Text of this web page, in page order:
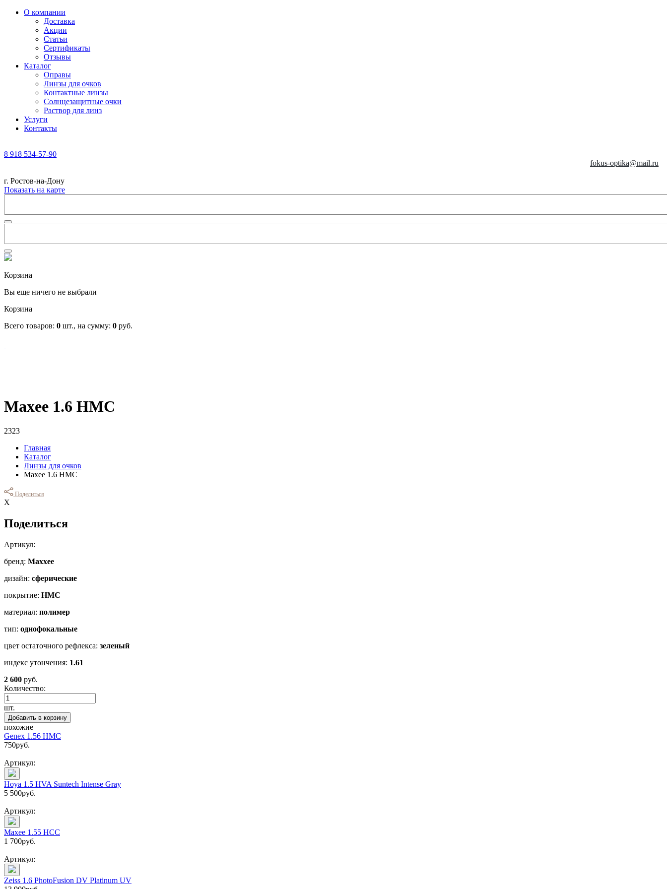
О компании
Доставка
Акции
Статьи
Сертификаты
Отзывы
Каталог
Оправы
Линзы для очков
Контактные линзы
Солнцезащитные очки
Раствор для линз
Услуги
Контакты
8 918 534-57-90
fokus-optika@mail.ru
г. Ростов-на-Дону
Показать на карте
Корзина
Вы еще ничего не выбрали
Корзина
Всего товаров: 0 шт., на сумму: 0 руб.
Maxee 1.6 HMC
2323
Главная
Каталог
Линзы для очков
Maxee 1.6 HMC
Поделиться
Х
Поделиться
Артикул:
бренд: Maxxee
дизайн: сферические
покрытие: HMC
материал: полимер
тип: однофокальные
цвет остаточного рефлекса: зеленый
индекс утончения: 1.61
2 600 руб.
Количество:
шт.
Добавить в корзину
похожие
Genex 1.56 HMC
750руб.
Артикул:
Hoya 1.5 HVA Suntech Intense Gray
5 500руб.
Артикул:
Maxee 1.55 HCC
1 700руб.
Артикул:
Zeiss 1.6 PhotoFusion DV Platinum UV